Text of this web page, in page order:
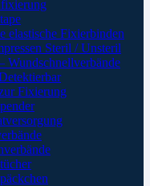
elastische Fixierbinden
Steril / Unsteril
Wundschnellverbände
Fixierung